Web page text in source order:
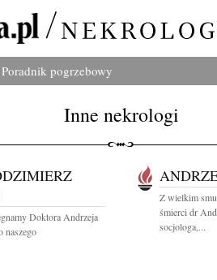
Poradnik pogrzebowy
Inne nekrologi
Doktora Andrzeja
naszego
Z wielkim
śmierci dr
socjologa,...